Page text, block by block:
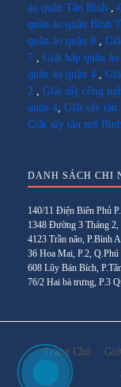
áo quận Tân Bình
quần áo quận Bình
quần áo quận 9
7
Giặt hấp quần
quần áo quận 4
2
Giặt sấy công
quận 4 Giặt sấy tận
Giặt sấy tận nơi
DANH SÁCH CHI
140/11 Điện Biên Phủ
1348 Đường 3 Tháng
4123 Trần não, P.Bình
36 Hoa Mai, P.2,
608 Lũy Bán Bích,
76/2 Hai bà trưng, P.3
Trang Chủ